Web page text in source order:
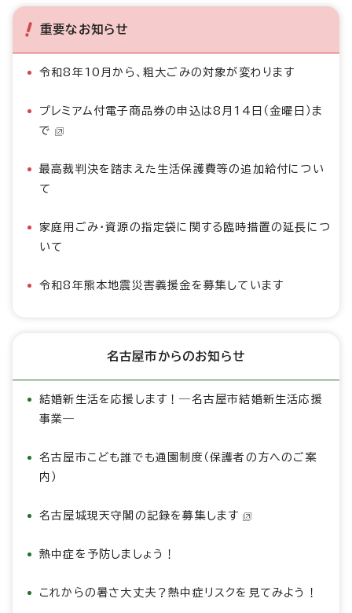
重要なお知らせ
令和8年10月から、粗大ごみの対象が変わります
プレミアム付電子商品券の申込は8月14日（金曜日）ま
で
最高裁判決を踏まえた生活保護費等の追加給付につい
て
家庭用ごみ・資源の指定袋に関する臨時措置の延長につ
いて
令和8年熊本地震災害義援金を募集しています
名古屋市からのお知らせ
結婚新生活を応援します！―名古屋市結婚新生活応援
事業―
名古屋市こども誰でも通園制度（保護者の方へのご案
内）
名古屋城現天守閣の記録を募集します
熱中症を予防しましょう！
これからの暑さ大丈夫？熱中症リスクを見てみよう！